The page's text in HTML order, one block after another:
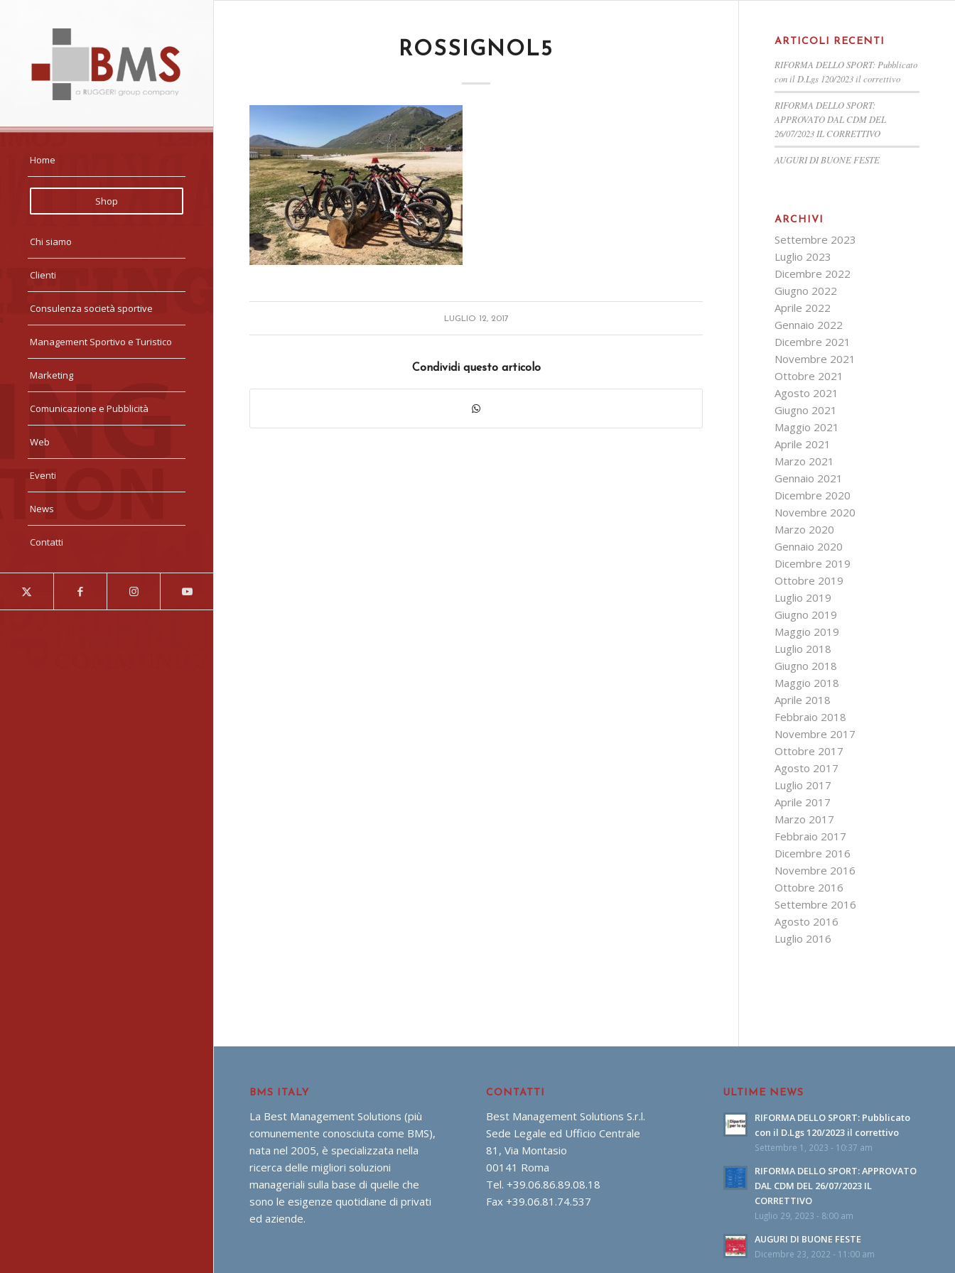
Home
Shop
Chi siamo
Clienti
Consulenza società sportive
Management Sportivo e Turistico
Marketing
Comunicazione e Pubblicità
Web
Eventi
News
Contatti
ROSSIGNOL5
LUGLIO 12, 2017
Condividi questo articolo
ARTICOLI RECENTI
RIFORMA DELLO SPORT: Pubblicato
con il D.Lgs 120/2023 il correttivo
RIFORMA DELLO SPORT:
APPROVATO DAL CDM DEL
26/07/2023 IL CORRETTIVO
AUGURI DI BUONE FESTE
ARCHIVI
Settembre 2023
Luglio 2023
Dicembre 2022
Giugno 2022
Aprile 2022
Gennaio 2022
Dicembre 2021
Novembre 2021
Ottobre 2021
Agosto 2021
Giugno 2021
Maggio 2021
Aprile 2021
Marzo 2021
Gennaio 2021
Dicembre 2020
Novembre 2020
Marzo 2020
Gennaio 2020
Dicembre 2019
Ottobre 2019
Luglio 2019
Giugno 2019
Maggio 2019
Luglio 2018
Giugno 2018
Maggio 2018
Aprile 2018
Febbraio 2018
Novembre 2017
Ottobre 2017
Agosto 2017
Luglio 2017
Aprile 2017
Marzo 2017
Febbraio 2017
Dicembre 2016
Novembre 2016
Ottobre 2016
Settembre 2016
Agosto 2016
Luglio 2016
BMS ITALY
La Best Management Solutions (più
comunemente conosciuta come BMS),
nata nel 2005, è specializzata nella
ricerca delle migliori soluzioni
manageriali sulla base di quelle che
sono le esigenze quotidiane di privati
ed aziende.
CONTATTI
Best Management Solutions S.r.l.
Sede Legale ed Ufficio Centrale
81, Via Montasio
00141 Roma
Tel. +39.06.86.89.08.18
Fax +39.06.81.74.537
ULTIME NEWS
RIFORMA DELLO SPORT: Pubblicato
con il D.Lgs 120/2023 il correttivo
Settembre 1, 2023 - 10:37 am
RIFORMA DELLO SPORT: APPROVATO
DAL CDM DEL 26/07/2023 IL
CORRETTIVO
Luglio 29, 2023 - 8:00 am
AUGURI DI BUONE FESTE
Dicembre 23, 2022 - 11:00 am